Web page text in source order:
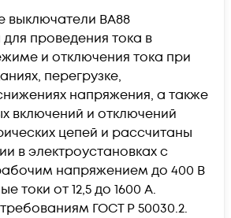
выключатели ВА88
проведения тока в
и отключения тока при
перегрузке,
напряжения, а также
включений и отключений
цепей и рассчитаны
в электроустановках с
напряжением до 400 В
токи от 12,5 до 1600 А.
ГОСТ Р 50030.2.